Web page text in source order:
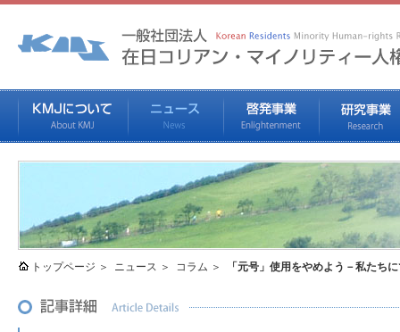
トップページ ニュース コラム 「元号」使用をやめよう－私たち